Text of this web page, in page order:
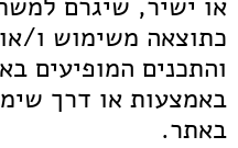
כתוצאה משימוש ו/
והתכנים המופיעים
באמצעות או דרך
באתר.